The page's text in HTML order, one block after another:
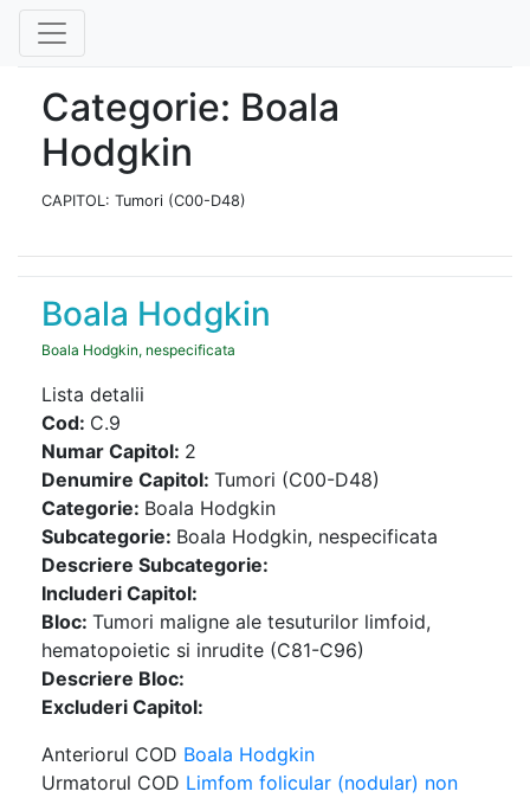
Categorie: Boala
Hodgkin
CAPITOL: Tumori (C00-D48)
Boala Hodgkin
Boala Hodgkin, nespecificata
Lista detalii
Cod: C.9
Numar Capitol: 2
Denumire Capitol: Tumori (C00-D48)
Categorie: Boala Hodgkin
Subcategorie: Boala Hodgkin, nespecificata
Descriere Subcategorie:
Includeri Capitol:
Bloc: Tumori maligne ale tesuturilor limfoid,
hematopoietic si inrudite (C81-C96)
Descriere Bloc:
Excluderi Capitol:
Anteriorul COD Boala Hodgkin
Urmatorul COD Limfom folicular (nodular) non